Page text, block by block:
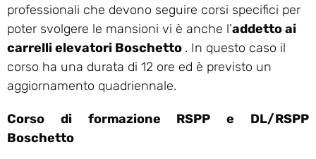
professionali che devono seguire corsi specifici per
poter svolgere le mansioni vi è anche l’addetto ai
carrelli elevatori Boschetto . In questo caso il
corso ha una durata di 12 ore ed è previsto un
aggiornamento quadriennale.
Corso di formazione RSPP e DL/RSPP
Boschetto